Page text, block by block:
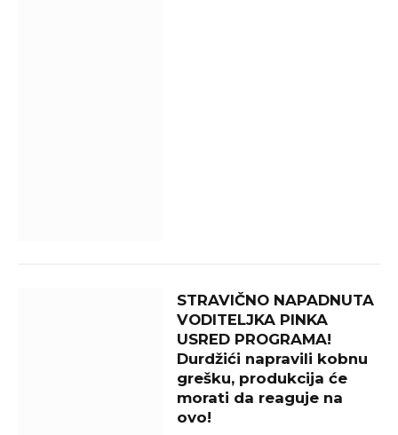
STRAVIČNO NAPADNUTA
VODITELJKA PINKA
USRED PROGRAMA!
Durdžići napravili kobnu
grešku, produkcija će
morati da reaguje na
ovo!